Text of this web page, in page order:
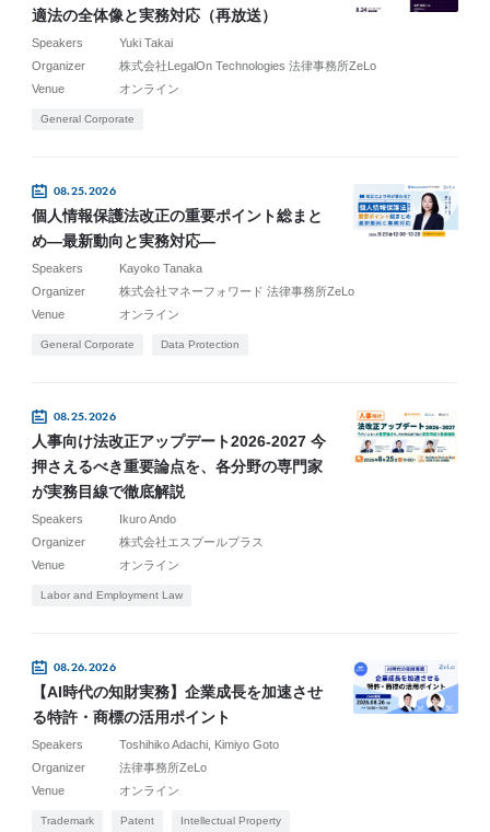
適法の全体像と実務対応（再放送）
Speakers
Yuki Takai
Organizer
株式会社LegalOn Technologies 法律事務所ZeLo
Venue
オンライン
General Corporate
08.25.2026
個人情報保護法改正の重要ポイント総まと
め―最新動向と実務対応―
Speakers
Kayoko Tanaka
Organizer
株式会社マネーフォワード 法律事務所ZeLo
Venue
オンライン
General Corporate Data Protection
08.25.2026
人事向け法改正アップデート2026-2027 今
押さえるべき重要論点を、各分野の専門家
が実務目線で徹底解説
Speakers
Ikuro Ando
Organizer
株式会社エスプールプラス
Venue
オンライン
Labor and Employment Law
08.26.2026
【AI時代の知財実務】企業成長を加速させ
る特許・商標の活用ポイント
Speakers Toshihiko Adachi
Kimiyo Goto
Organizer
法律事務所ZeLo
Venue
オンライン
Trademark Patent Intellectual Property